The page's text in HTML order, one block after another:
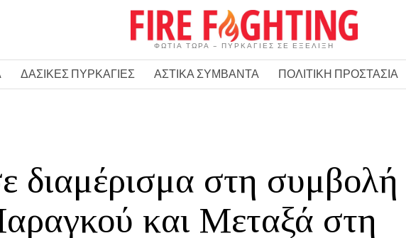
ΦΩΤΙΑ ΤΩΡΑ – ΠΥΡΚΑΓΙΕΣ ΣΕ ΕΞΕΛΙΞΗ
ΔΑΣΙΚΕΣ ΠΥΡΚΑΓΙΕΣ ΑΣΤΙΚΑ ΣΥΜΒΑΝΤΑ ΠΟΛΙΤΙΚΗ ΠΡΟΣΤΑΣΙΑ
διαμέρισμα στη συμβολή
και Μεταξά στη